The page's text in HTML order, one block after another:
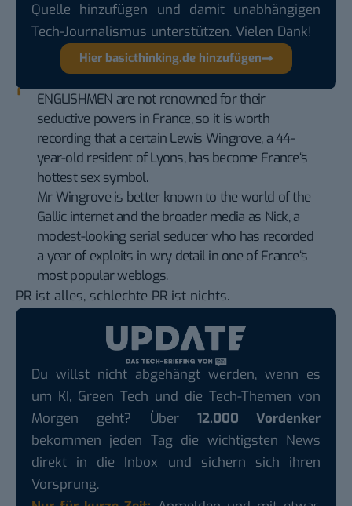
Quelle hinzufügen und damit unabhängigen
Tech-Journalismus unterstützen. Vielen Dank!
Hier basicthinking.de hinzufügen
ENGLISHMEN are not renowned for their
seductive powers in France, so it is worth
recording that a certain Lewis Wingrove, a 44-
year-old resident of Lyons, has become France“s
hottest sex symbol.
Mr Wingrove is better known to the world of the
Gallic internet and the broader media as Nick, a
modest-looking serial seducer who has recorded
a year of exploits in wry detail in one of France“s
most popular weblogs.
PR ist alles, schlechte PR ist nichts.
Du willst nicht abgehängt werden, wenn es
um KI, Green Tech und die Tech-Themen von
Morgen geht? Über 12.000 Vordenker
bekommen jeden Tag die wichtigsten News
direkt in die Inbox und sichern sich ihren
Vorsprung.